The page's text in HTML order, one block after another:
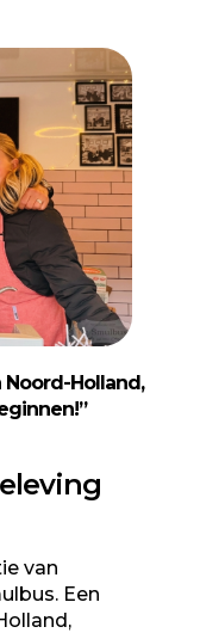
Noord-Holland,
van
Een